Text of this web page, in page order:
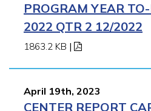
PROGRAM YEAR
2022 QTR 2 12/2022
1863.2 KB |
April 19th, 2023
CENTER REPORT